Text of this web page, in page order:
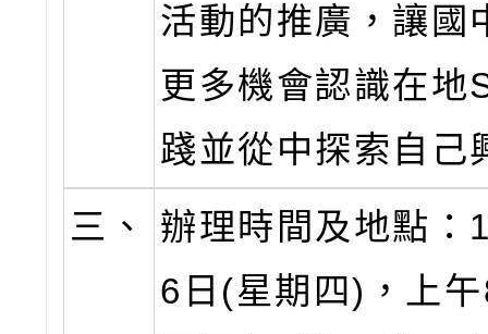
活動的推廣，讓國
更多機會認識在地
踐並從中探索自己
三、
辦理時間及地點：
6日(星期四)，上